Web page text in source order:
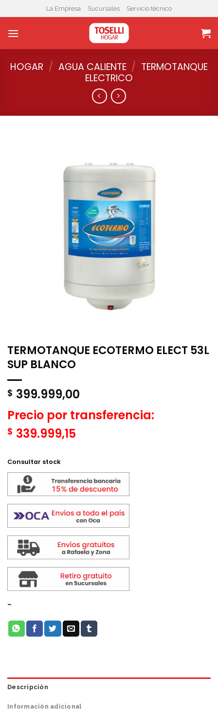
to
content
La Empresa Sucursales Servicio técnico
HOGAR / AGUA CALIENTE / TERMOTANQUE
ELECTRICO
TERMOTANQUE ECOTERMO ELECT 53L
SUP BLANCO
$ 399.999,00
Precio por transferencia:
$ 339.999,15
Consultar stock
-
Descripción
Información adicional